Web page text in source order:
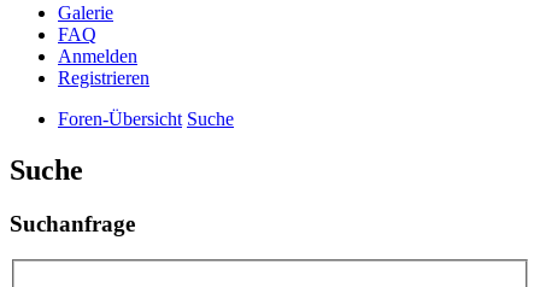
Galerie
FAQ
Anmelden
Registrieren
Foren-Übersicht Suche
Suche
Suchanfrage